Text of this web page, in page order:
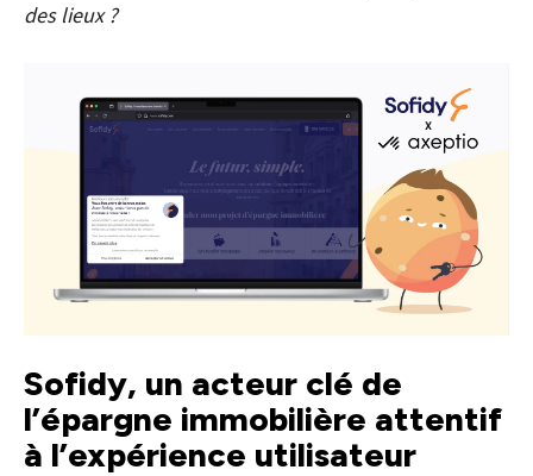
des lieux ?
Sofidy, un acteur clé de
l’épargne immobilière attentif
à l’expérience utilisateur